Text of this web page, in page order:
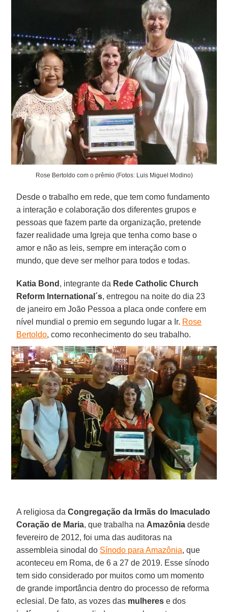
Rose Bertoldo com o prêmio (Fotos: Luis Miguel Modino)
Desde o trabalho em rede, que tem como fundamento
a interação e colaboração dos diferentes grupos e
pessoas que fazem parte da organização, pretende
fazer realidade uma Igreja que tenha como base o
amor e não as leis, sempre em interação com o
mundo, que deve ser melhor para todos e todas.
Katia Bond , integrante da Rede Catholic Church
Reform International´s, entregou na noite do dia 23
de janeiro em João Pessoa a placa onde confere em
nível mundial o premio em segundo lugar a Ir. Rose
Bertoldo, como reconhecimento do seu trabalho.
A religiosa daCongregação da Irmãs do Imaculado
Coração de Maria, que trabalha na Amazônia desde
fevereiro de 2012, foi uma das auditoras na
assembleia sinodal do Sínodo para Amazônia, que
aconteceu em Roma, de 6 a 27 de 2019. Esse sínodo
tem sido considerado por muitos como um momento
de grande importância dentro do processo de reforma
eclesial. De fato, as vozes das mulheres e dos